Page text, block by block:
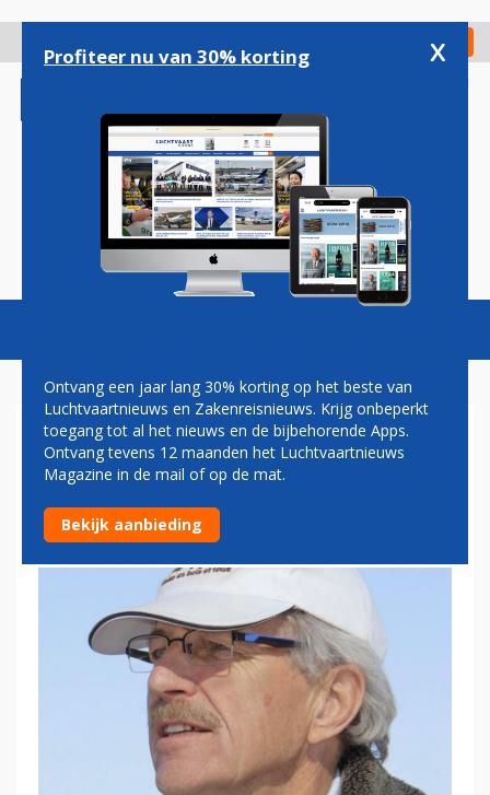
gaan
Check in
Magazine Podcasts Vacatures
PAUL GROVE: CONCURRENTIE
EN
CONCURRENTIEVERVALSING
Profiteer nu van 30% korting x
Ontvang een jaar lang 30% korting op het beste van
Luchtvaartnieuws en Zakenreisnieuws. Krijg onbeperkt
toegang tot al het nieuws en de bijbehorende Apps.
Ontvang tevens 12 maanden het Luchtvaartnieuws
Magazine in de mail of op de mat.
Bekijk aanbieding